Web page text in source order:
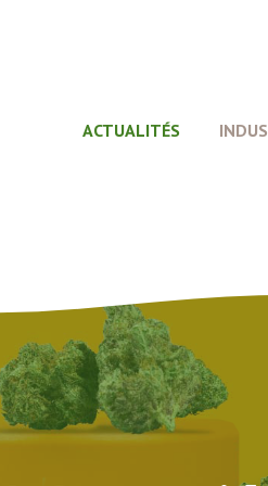
ACTUALITÉS